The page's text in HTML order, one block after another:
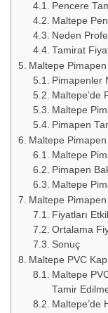
Pencere
Maltepe
Neden
Tamirat
Maltepe
Pimapenler
Maltepe’de
Maltepe
Pimapen
Maltepe Pimapen
Maltepe
Pimapen
Maltepe
Maltepe Pimapen
Fiyatları
Ortalama
Sonuç
Maltepe PVC
Maltepe
Tamir
Maltepe’de